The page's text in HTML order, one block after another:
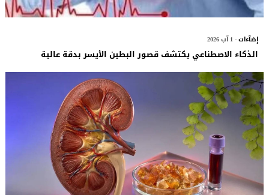
إضآءات- 1 آب 2026
الذكاء الاصطناعي يكتشف قصور البطين الأيسر بدقة عالية